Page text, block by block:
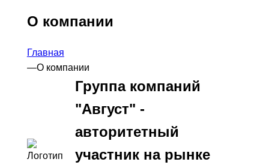
О компании
Главная
—О компании
Группа компаний
"Август" -
авторитетный
участник на рынке